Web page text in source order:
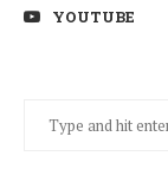
YOUTUBE